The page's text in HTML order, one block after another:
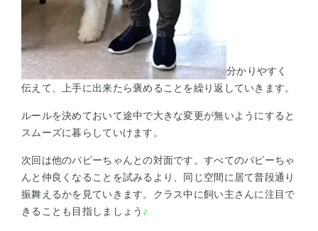
分かりやすく
伝えて、上手に出来たら褒めることを繰り返していきます。
ルールを決めておいて途中で大きな変更が無いようにすると
スムーズに暮らしていけます。
次回は他のパピーちゃんとの対面です。すべてのパピーちゃ
んと仲良くなることを試みるより、同じ空間に居て普段通り
振舞えるかを見ていきます。クラス中に飼い主さんに注目で
きることも目指しましょう ♪